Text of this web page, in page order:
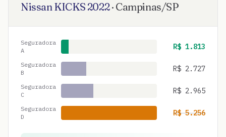
NissanKICKS 2022· Campinas/SP
Seguradora
A
R$ 1.813
Seguradora
B
R$ 2.727
Seguradora
C
R$ 2.965
Seguradora
D
R$5.256